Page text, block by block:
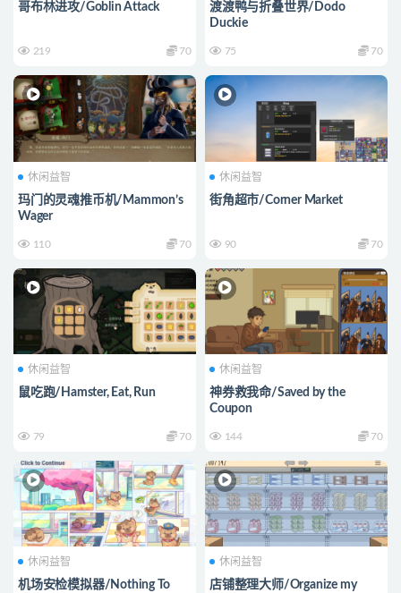
哥布林进攻/Goblin Attack
219 70
渡渡鸭与折叠世界/Dodo
Duckie
75 70
休闲益智
玛门的灵魂推币机/Mammon’s
Wager
110 70
休闲益智
街角超市/Corner Market
90 70
休闲益智
鼠吃跑/Hamster, Eat, Run
79 70
休闲益智
神券救我命/Saved by the
Coupon
144 70
休闲益智
机场安检模拟器/Nothing To
休闲益智
店铺整理大师/Organize my